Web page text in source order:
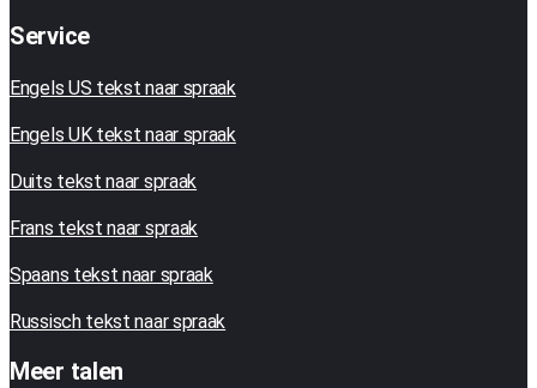
Service
Engels US tekst naar spraak
Engels UK tekst naar spraak
Duits tekst naar spraak
Frans tekst naar spraak
Spaans tekst naar spraak
Russisch tekst naar spraak
Meer talen